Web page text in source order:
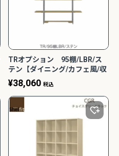
TRオプション 95棚/LBR/ス
テン【ダイニング/カフェ風/収
納/サンキコーポレーション】
¥38,060 税込